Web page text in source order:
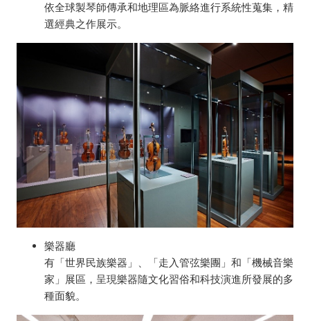
依全球製琴師傳承和地理區為脈絡進行系統性蒐集，精
選經典之作展示。
樂器廳
有「世界民族樂器」、「走入管弦樂團」和「機械音樂
家」展區，呈現樂器隨文化習俗和科技演進所發展的多
種面貌。